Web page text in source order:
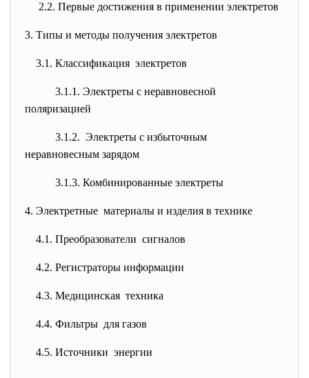
2.2. Первые достижения в применении электретов
3. Типы и методы получения электретов
3.1. Классификация электретов
3.1.1. Электреты с неравновесной
поляризацией
3.1.2. Электреты с избыточным
неравновесным зарядом
3.1.3. Комбинированные электреты
4. Электретные материалы и изделия в технике
4.1. Преобразователи сигналов
4.2. Регистраторы информации
4.3. Медицинская техника
4.4. Фильтры для газов
4.5. Источники энергии